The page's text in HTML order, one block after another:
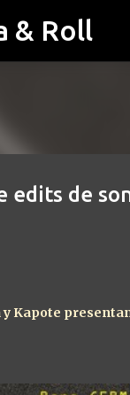
& Roll
edits de
Kapote